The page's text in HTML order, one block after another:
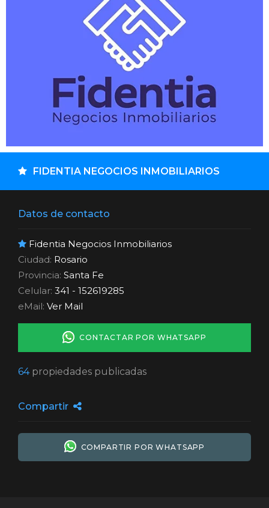
FIDENTIA NEGOCIOS INMOBILIARIOS
Datos de contacto
Fidentia Negocios Inmobiliarios
Ciudad: Rosario
Provincia: Santa Fe
Celular: 341 - 152619285
eMail: Ver Mail
CONTACTAR POR WHATSAPP
64propiedades publicadas
Compartir
COMPARTIR POR WHATSAPP